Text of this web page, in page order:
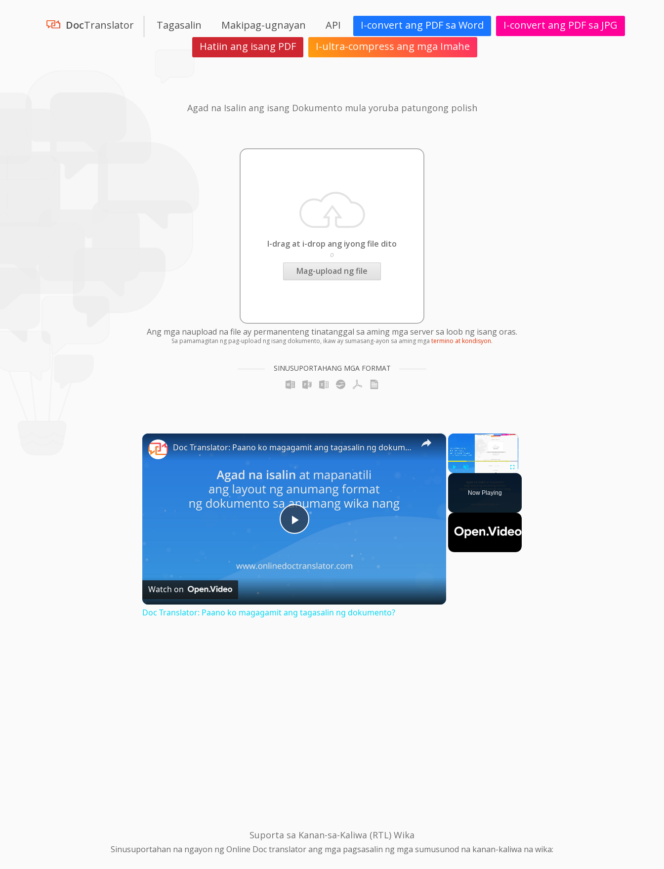
DocTranslator Tagasalin Makipag-ugnayan API I-convert ang PDF sa Word
I-convert ang PDF sa JPG
Hatiin ang isang PDF
I-ultra-compress ang mga Imahe
Agad na Isalin ang isang Dokumento mula yoruba patungong polish
I-drag at i-drop ang iyong file dito
o
Mag-upload ng file
Ang mga naupload na file ay permanenteng tinatanggal sa aming mga server sa loob ng isang oras.
Sa pamamagitan ng pag-upload ng isang dokumento, ikaw ay sumasang-ayon sa aming mga termino at kondisyon.
SINUSUPORTAHANG MGA FORMAT
×
Fullscreen
Now Playing
×
Play
Video
Doc Translator: Paano ko magagamit ang tagasalin ng dokumento?
Watch on
Doc Translator: Paano ko magagamit ang tagasalin ng dokumento?
Suporta sa Kanan-sa-Kaliwa (RTL) Wika
Sinusuportahan na ngayon ng Online Doc translator ang mga pagsasalin ng mga sumusunod na kanan-kaliwa na wika: